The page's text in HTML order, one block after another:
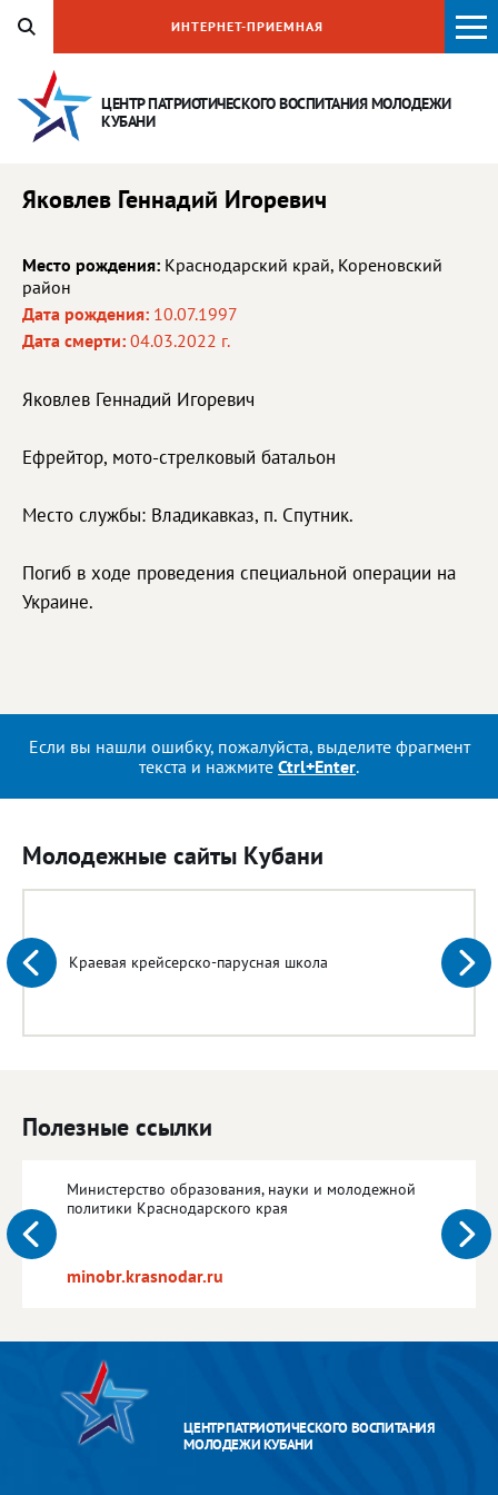
ЦЕНТР ПАТРИОТИЧЕСКОГО ВОСПИТАНИЯМОЛОДЕЖИ
КУБАНИ
ИНТЕРНЕТ-ПРИЕМНАЯ
Яковлев Геннадий Игоревич
Место рождения: Краснодарский край, Кореновский
район
Дата рождения: 10.07.1997
Дата смерти: 04.03.2022 г.
Яковлев Геннадий Игоревич
Ефрейтор, мото-стрелковый батальон
Место службы: Владикавказ, п. Спутник.
Погиб в ходе проведения специальной операции на
Украине.
Если вы нашли ошибку, пожалуйста, выделите фрагмент
текста и нажмите Ctrl+Enter.
Молодежные сайты Кубани
Краевая крейсерско-парусная школа
Полезные ссылки
Министерство образования, науки и молодежной
политики Краснодарского края
minobr.krasnodar.ru
ЦЕНТР ПАТРИОТИЧЕСКОГО ВОСПИТАНИЯ
МОЛОДЕЖИ КУБАНИ